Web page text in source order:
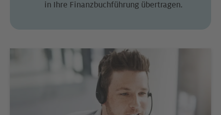
in Ihre Finanzbuchführung übertragen.